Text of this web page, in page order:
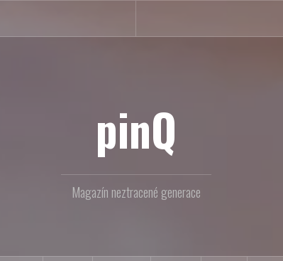
pinQ
Magazín neztracené generace